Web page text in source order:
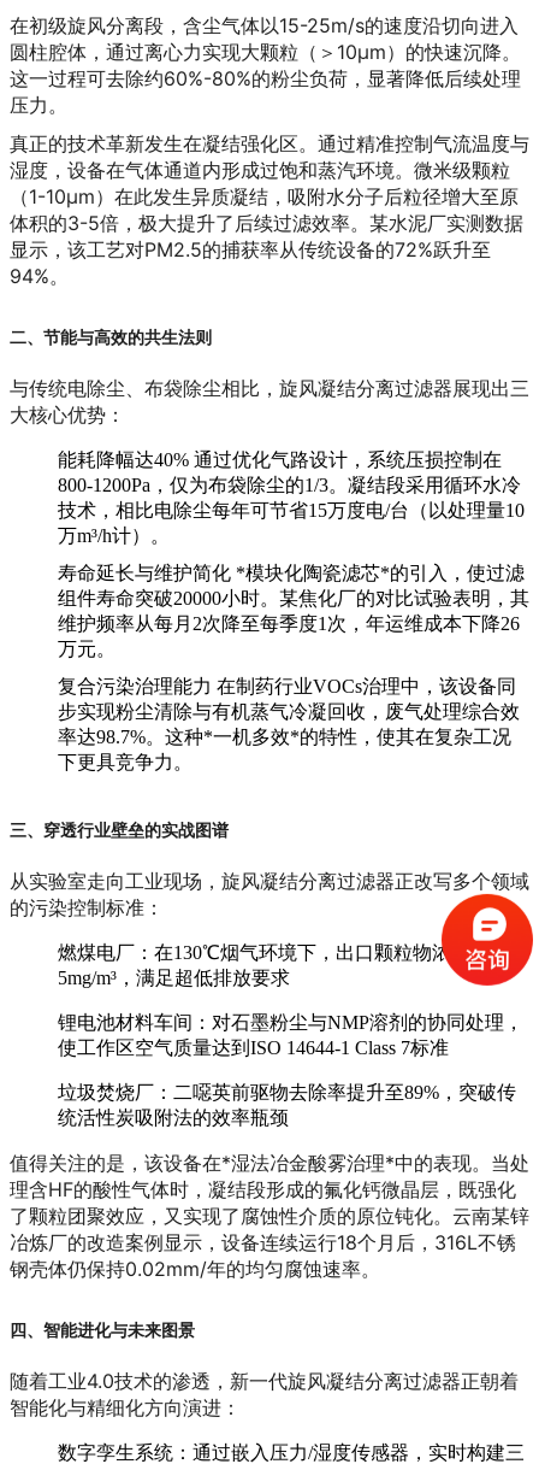
在初级旋风分离段 ，含尘气体以15-25m/s的速度沿切向进入
圆柱腔体，通过离心力实现大颗粒（＞10μm）的快速沉降。
这一过程可去除约60%-80%的粉尘负荷，显著降低后续处理
压力。
真正的技术革新发生在凝结强化区。通过精准控制气流温度与
湿度，设备在气体通道内形成过饱和蒸汽环境。微米级颗粒
（1-10μm）在此发生异质凝结，吸附水分子后粒径增大至原
体积的3-5倍，极大提升了后续过滤效率。某水泥厂实测数据
显示，该工艺对PM2.5的捕获率从传统设备的72%跃升至
94%。
二、 节能与高效的共生法则
与传统电除尘、布袋除尘相比，旋风凝结分离过滤器展现出三
大核心优势：
能耗降幅达40% 通过优化气路设计，系统压损控制在
800-1200Pa，仅为布袋除尘的1/3。凝结段采用循环水冷
技术，相比电除尘每年可节省15万度电/台（以处理量10
万m³/h计）。
寿命延长与维护简化 *模块化陶瓷滤芯*的引入，使过滤
组件寿命突破20000小时。某焦化厂的对比试验表明，其
维护频率从每月2次降至每季度1次，年运维成本下降26
万元。
复合污染治理能力 在制药行业VOCs治理中，该设备同
步实现粉尘清除与有机蒸气冷凝回收，废气处理综合效
率达98.7%。这种*一机多效*的特性，使其在复杂工况
下更具竞争力。
三、穿透行业壁垒的实战图谱
从实验室走向工业现场，旋风凝结分离过滤器正改写多个领域
的污染控制标准：
燃煤电厂 ：在130℃烟气环境下，出口颗粒物浓度稳定＜
5mg/m³，满足超低排放要求
锂电池材料车间 ：对石墨粉尘与NMP溶剂的协同处理，
使工作区空气质量达到ISO 14644-1 Class 7标准
垃圾焚烧厂 ：二噁英前驱物去除率提升至89%，突破传
统活性炭吸附法的效率瓶颈
值得关注的是，该设备在*湿法冶金酸雾治理*中的表现。当处
理含HF的酸性气体时，凝结段形成的氟化钙微晶层，既强化
了颗粒团聚效应，又实现了腐蚀性介质的原位钝化。云南某锌
冶炼厂的改造案例显示，设备连续运行18个月后，316L不锈
钢壳体仍保持0.02mm/年的均匀腐蚀速率。
四、智能进化与未来图景
随着工业4.0技术的渗透，新一代旋风凝结分离过滤器正朝着
智能化与精细化方向演进：
数字孪生系统 ：通过嵌入压力/湿度传感器，实时构建三